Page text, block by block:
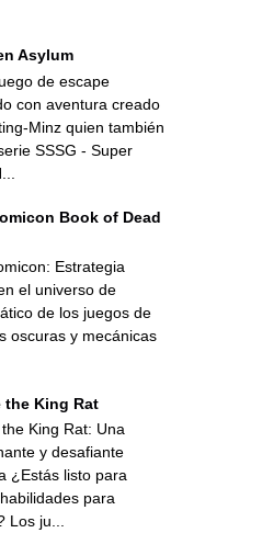
Asylum
de escape
con aventura creado
Minz quien también
SSSG - Super
Book of Dead
Estrategia
el universo de
de los juegos de
oscuras y mecánicas
the King Rat
King Rat: Una
y desafiante
¿Estás listo para
para
Los ju...